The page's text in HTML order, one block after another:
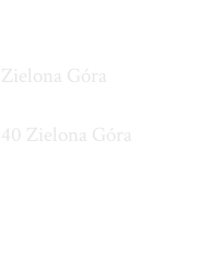
Góra
Zielona Góra